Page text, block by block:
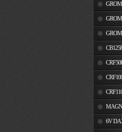
MSX125SF
MSX125
6V